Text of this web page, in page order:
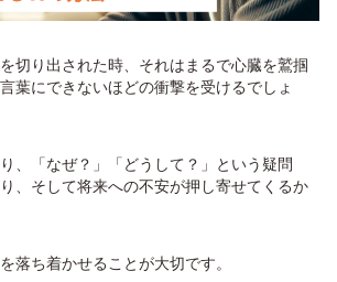
切り出された時、それはまるで心臓を鷲掴
葉にできないほどの衝撃を受けるでしょ
、「なぜ？」「どうして？」という疑問
、そして将来への不安が押し寄せてくるか
落ち着かせることが大切です。